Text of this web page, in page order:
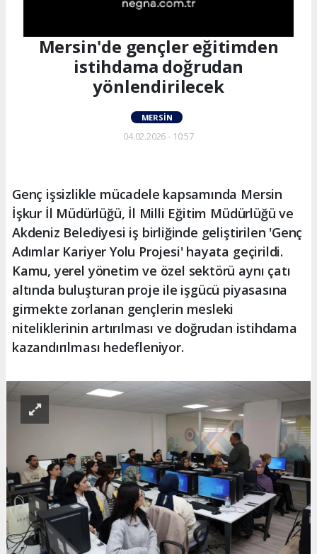
Mersin'de gençler eğitimden
istihdama doğrudan
yönlendirilecek
MERSIN
04.02.2026 - 10:57
Genç işsizlikle mücadele kapsamında Mersin
İşkur İl Müdürlüğü, İl Milli Eğitim Müdürlüğü ve
Akdeniz Belediyesi iş birliğinde geliştirilen 'Genç
Adımlar Kariyer Yolu Projesi' hayata geçirildi.
Kamu, yerel yönetim ve özel sektörü aynı çatı
altında buluşturan proje ile işgücü piyasasına
girmekte zorlanan gençlerin mesleki
niteliklerinin artırılması ve doğrudan istihdama
kazandırılması hedefleniyor.